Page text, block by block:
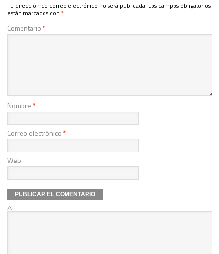
Tu dirección de correo electrónico no será publicada. Los campos obligatorios
están marcados con *
Comentario*
Nombre*
Correo electrónico*
Web
Δ